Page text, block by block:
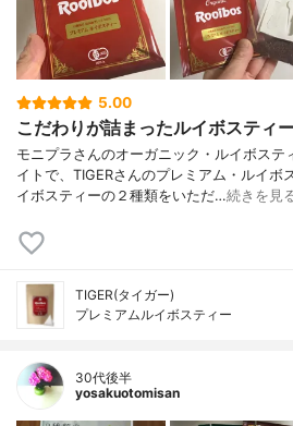
5.00
こだわりが詰まったルイボスティー
モニプラさんのオーガニック・ルイボステ
イトで、TIGERさんのプレミアム・ルイボ
イボスティーの２種類をいただ…続きを見
TIGER(タイガー)
プレミアムルイボスティー
30代後半
yosakuotomisan